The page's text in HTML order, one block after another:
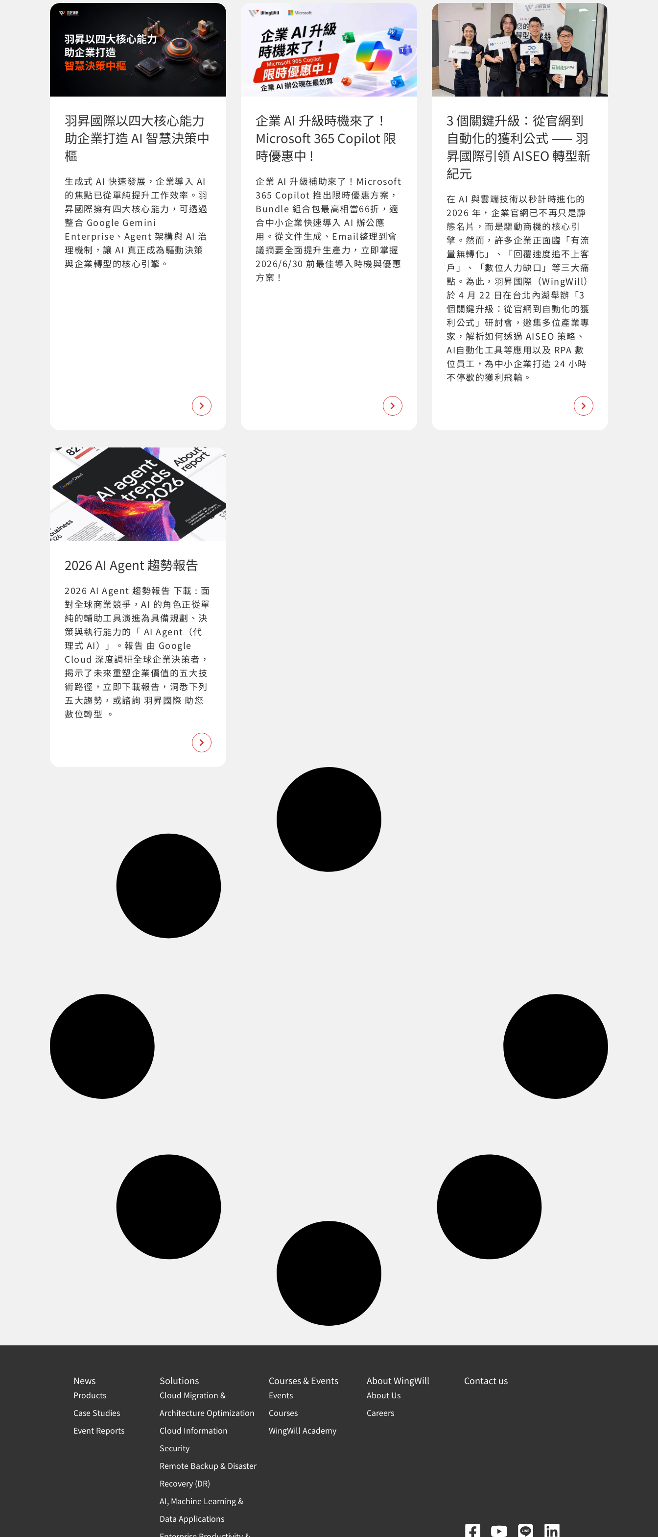
羽昇國際以四大核心能力
助企業打造 AI 智慧決策中
樞
生成式 AI 快速發展，企業導入 AI
的焦點已從單純提升工作效率。羽
昇國際擁有四大核心能力，可透過
整合 Google Gemini
Enterprise、Agent 架構與 AI 治
理機制，讓 AI 真正成為驅動決策
與企業轉型的核心引擎。
企業 AI 升級時機來了！
Microsoft 365 Copilot 限
時優惠中 !
企業 AI 升級補助來了！Microsoft
365 Copilot 推出限時優惠方案，
Bundle 組合包最高相當66折，適
合中小企業快速導入 AI 辦公應
用。從文件生成、Email整理到會
議摘要全面提升生產力，立即掌握
2026/6/30 前最佳導入時機與優惠
方案！
3 個關鍵升級：從官網到
自動化的獲利公式 —— 羽
昇國際引領 AISEO 轉型新
紀元
在 AI 與雲端技術以秒計時進化的
2026 年，企業官網已不再只是靜
態名片，而是驅動商機的核心引
擎。然而，許多企業正面臨「有流
量無轉化」、「回覆速度追不上客
戶」、「數位人力缺口」等三大痛
點。為此，羽昇國際（WingWill）
於 4 月 22 日在台北內湖舉辦「3
個關鍵升級：從官網到自動化的獲
利公式」研討會，邀集多位產業專
家，解析如何透過 AISEO 策略、
AI自動化工具等應用以及 RPA 數
位員工，為中小企業打造 24 小時
不停歇的獲利飛輪。
2026 AI Agent 趨勢報告
2026 AI Agent 趨勢報告 下載 : 面
對全球商業競爭，AI 的角色正從單
純的輔助工具演進為具備規劃、決
策與執行能力的「 AI Agent（代
理式 AI）」。報告 由 Google
Cloud 深度調研全球企業決策者，
揭示了未來重塑企業價值的五大技
術路徑，立即下載報告，洞悉下列
五大趨勢，或諮詢 羽昇國際 助您
數位轉型 。
News
Products
Case Studies
Event Reports
Solutions
Cloud Migration &
Architecture Optimization
Cloud Information
Security
Remote Backup & Disaster
Recovery (DR)
AI, Machine Learning &
Data Applications
Courses & Events
Events
Courses
WingWill Academy
About WingWill
About Us
Careers
Contact us
F Y L L